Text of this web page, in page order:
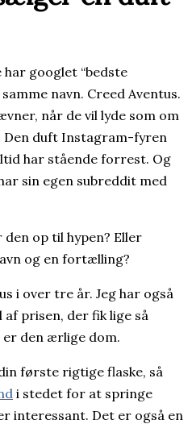
googlet “bedste
navn. Creed Aventus.
når de vil lyde som om
Den duft Instagram-fyren
har stående forrest. Og
sin egen subreddit med
op til hypen? Eller
og en fortælling?
i over tre år. Jeg har også
prisen, der fik lige så
den ærlige dom.
første rigtige flaske, så
i stedet for at springe
interessant. Det er også en